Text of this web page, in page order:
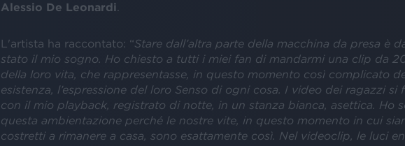
Alessio De Leonardi
L'artista ha raccontato: “Stare dall’altra parte della macchina da presa è
stato il mio sogno. Ho chiesto a tutti i miei fan di mandarmi una clip da
della loro vita, che rappresentasse, in questo momento così complicato
esistenza, l’espressione del loro Senso di ogni cosa. I video dei ragazzi si
con il mio playback, registrato di notte, in un stanza bianca, asettica. Ho
questa ambientazione perché le nostre vite, in questo momento in cui
costretti a rimanere a casa, sono esattamente così. Nel videoclip, le luci